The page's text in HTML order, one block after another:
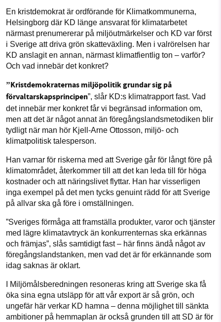
Facebook Instagram BlueSky
En kristdemokrat är ordförande för Klimatkommunerna,
Helsingborg där KD länge ansvarat för klimatarbetet
närmast prenumererar på miljöutmärkelser och KD var först
i Sverige att driva grön skatteväxling. Men i valrörelsen har
KD anslagit en annan, närmast klimatfientlig ton – varför?
Och vad innebär det konkret?
”Kristdemokraternas miljöpolitik grundar sig på
förvaltarskapsprincipen”, slår KD:s klimatrapport fast. Vad
det innebär mer konkret får vi begränsad information om,
men att det är något annat än föregångslandsmetodiken blir
tydligt när man hör Kjell-Arne Ottosson, miljö- och
klimatpolitisk talesperson.
Han varnar för riskerna med att Sverige går för långt före på
klimatområdet, återkommer till att det kan leda till för höga
kostnader och att näringslivet flyttar. Han har visserligen
inga exempel på det men tycks genuint rädd för att Sverige
på allvar ska gå före i omställningen.
”Sveriges förmåga att framställa produkter, varor och tjänster
med lägre klimatavtryck än konkurrenternas ska erkännas
och främjas”, slås samtidigt fast – här finns ändå något av
föregångslandstanken, men vad det är för erkännande som
idag saknas är oklart.
I Miljömålsberedningen resoneras kring att Sverige ska få
öka sina egna utsläpp för att vår export är så grön, och
ungefär här verkar KD hamna – denna möjlighet till sänkta
ambitioner på hemmaplan är också grunden till att SD är för